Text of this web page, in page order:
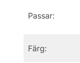
Passar:
Färg: